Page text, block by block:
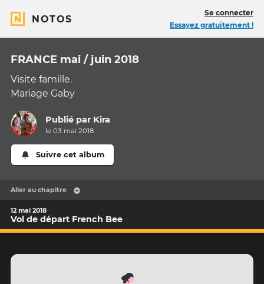
NOTOS
Se connecter
Essayez gratuitement !
FRANCE mai / juin 2018
Visite famille.
Mariage Gaby
Publié par Kira
le 03 mai 2018
Suivre cet album
Aller au chapitre
12 mai 2018
Vol de départ French Bee